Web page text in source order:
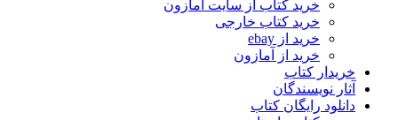
خرید کتاب از سایت آمازون
خرید کتاب خارجی
خرید از ebay
خرید از آمازون
خریدار کتاب
آثار نویسندگان
دانلود رایگان کتاب